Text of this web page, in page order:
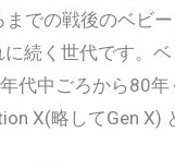
の戦後のベビー
く世代です。ベ
ごろから80年
略してGen X) と